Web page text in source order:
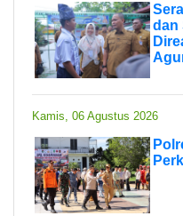
dan
Kamis, 06 Agustus 2026